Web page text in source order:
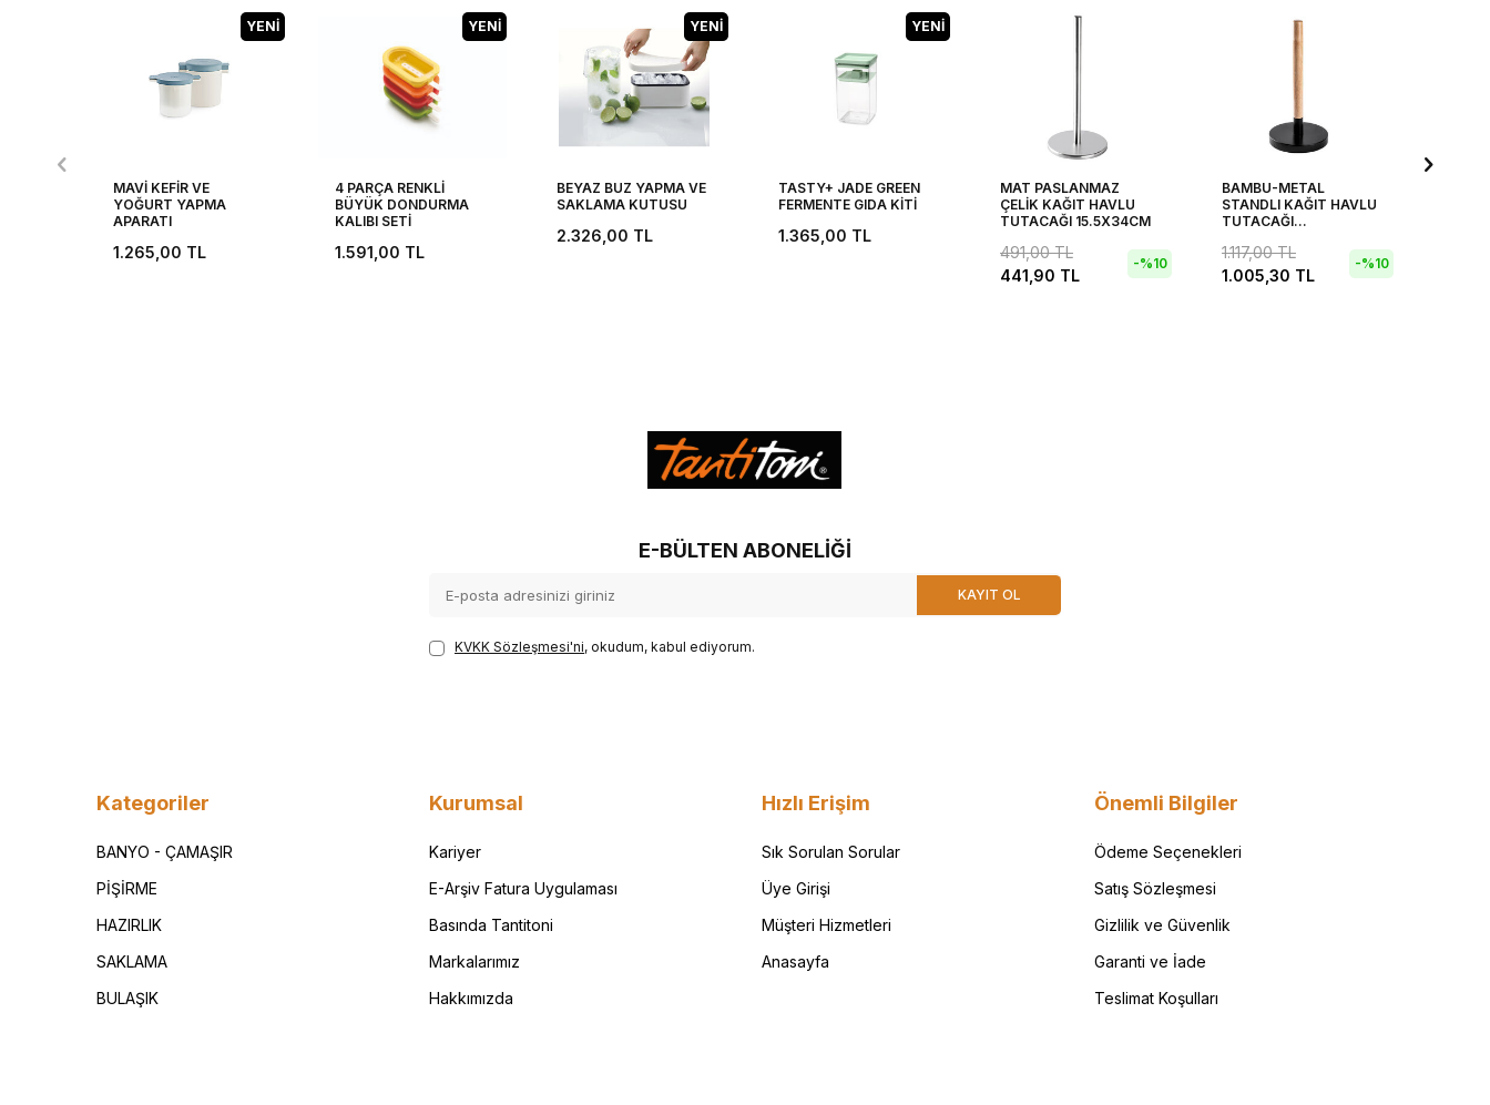
YENI
MAVİ KEFİR VE
YOĞURT YAPMA
APARATI
1.265,00 TL
YENI
4 PARÇA RENKLİ
BÜYÜK DONDURMA
KALIBI SETİ
1.591,00 TL
YENI
BEYAZ BUZ YAPMA VE
SAKLAMA KUTUSU
2.326,00 TL
YENI
TASTY+ JADE GREEN
FERMENTE GIDA KİTİ
1.365,00 TL
MAT PASLANMAZ
ÇELİK KAĞIT HAVLU
TUTACAĞI 15.5X34CM
491,00TL
441,90 TL
-%10
BAMBU-METAL
STANDLI KAĞIT HAVLU
TUTACAĞI
1.117,00TL
1.005,30 TL
-%10
E-BÜLTEN ABONELIĞI
KAYIT OL
KVKK Sözleşmesi'ni, okudum, kabul ediyorum.
Kategoriler
BANYO - ÇAMAŞIR
PİŞİRME
HAZIRLIK
SAKLAMA
BULAŞIK
Kurumsal
Kariyer
E-Arşiv Fatura Uygulaması
Basında Tantitoni
Markalarımız
Hakkımızda
Hızlı Erişim
Sık Sorulan Sorular
Üye Girişi
Müşteri Hizmetleri
Anasayfa
Önemli Bilgiler
Ödeme Seçenekleri
Satış Sözleşmesi
Gizlilik ve Güvenlik
Garanti ve İade
Teslimat Koşulları